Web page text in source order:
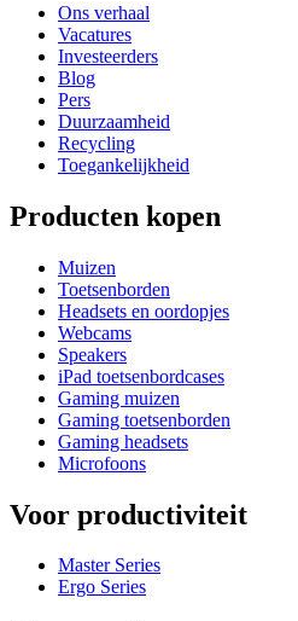
Ons verhaal
Vacatures
Investeerders
Blog
Pers
Duurzaamheid
Recycling
Toegankelijkheid
Producten kopen
Muizen
Toetsenborden
Headsets en oordopjes
Webcams
Speakers
iPad toetsenbordcases
Gaming muizen
Gaming toetsenborden
Gaming headsets
Microfoons
Voor productiviteit
Master Series
Ergo Series